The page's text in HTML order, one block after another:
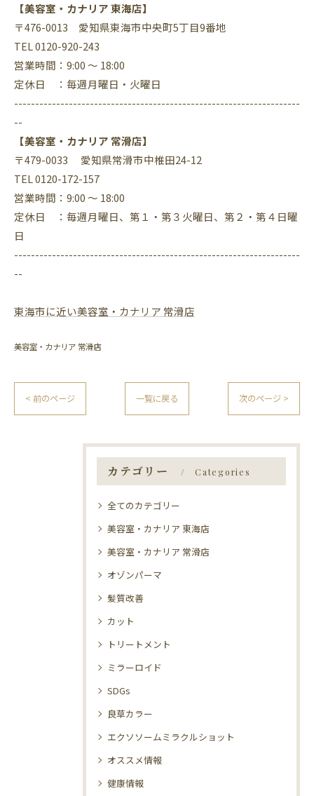
【美容室・カナリア 東海店】
〒476-0013 愛知県東海市中央町5丁目9番地
TEL 0120-920-243
営業時間：9:00 ～ 18:00
定休日 ：毎週月曜日・火曜日
--------------------------------------------------------------------
--
【美容室・カナリア 常滑店】
〒479-0033 愛知県常滑市中椎田24-12
TEL 0120-172-157
営業時間：9:00 ～ 18:00
定休日 ：毎週月曜日、第１・第３火曜日、第２・第４日曜
日
--------------------------------------------------------------------
--
東海市に近い美容室・カナリア 常滑店
美容室・カナリア 常滑店
< 前のページ 一覧に戻る 次のページ >
カテゴリー Categories
全てのカテゴリー
美容室・カナリア 東海店
美容室・カナリア 常滑店
オゾンパーマ
髪質改善
カット
トリートメント
ミラーロイド
SDGs
良草カラー
エクソソームミラクルショット
オススメ情報
健康情報